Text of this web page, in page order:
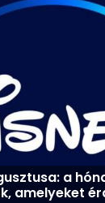
a
amelyeket